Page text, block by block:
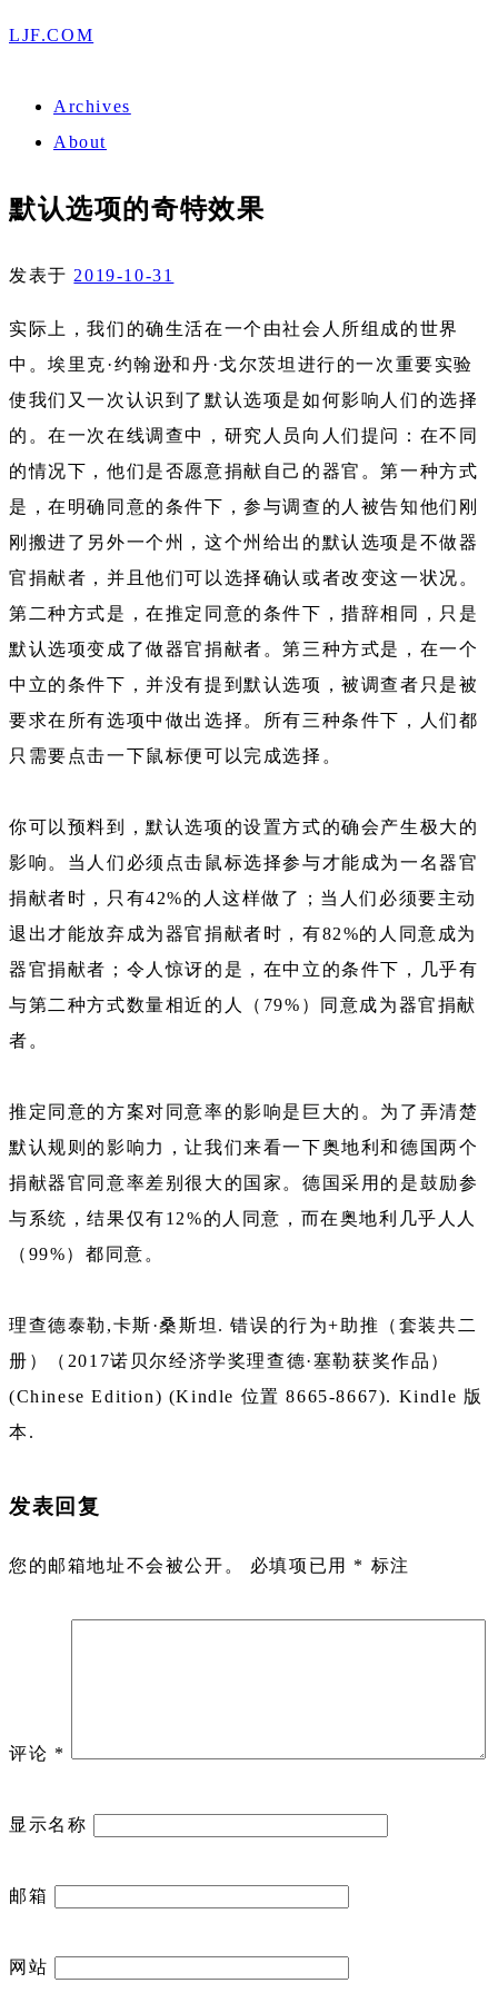
LJF.COM
Archives
About
默认选项的奇特效果
发表于 2019-10-31
实际上，我们的确生活在一个由社会人所组成的世界
中。埃里克·约翰逊和丹·戈尔茨坦进行的一次重要实验
使我们又一次认识到了默认选项是如何影响人们的选择
的。在一次在线调查中，研究人员向人们提问：在不同
的情况下，他们是否愿意捐献自己的器官。第一种方式
是，在明确同意的条件下，参与调查的人被告知他们刚
刚搬进了另外一个州，这个州给出的默认选项是不做器
官捐献者，并且他们可以选择确认或者改变这一状况。
第二种方式是，在推定同意的条件下，措辞相同，只是
默认选项变成了做器官捐献者。第三种方式是，在一个
中立的条件下，并没有提到默认选项，被调查者只是被
要求在所有选项中做出选择。所有三种条件下，人们都
只需要点击一下鼠标便可以完成选择。
你可以预料到，默认选项的设置方式的确会产生极大的
影响。当人们必须点击鼠标选择参与才能成为一名器官
捐献者时，只有42%的人这样做了；当人们必须要主动
退出才能放弃成为器官捐献者时，有82%的人同意成为
器官捐献者；令人惊讶的是，在中立的条件下，几乎有
与第二种方式数量相近的人（79%）同意成为器官捐献
者。
推定同意的方案对同意率的影响是巨大的。为了弄清楚
默认规则的影响力，让我们来看一下奥地利和德国两个
捐献器官同意率差别很大的国家。德国采用的是鼓励参
与系统，结果仅有12%的人同意，而在奥地利几乎人人
（99%）都同意。
理查德泰勒,卡斯·桑斯坦. 错误的行为+助推（套装共二
册）（2017诺贝尔经济学奖理查德·塞勒获奖作品）
(Chinese Edition) (Kindle 位置 8665-8667). Kindle 版
本.
发表回复
您的邮箱地址不会被公开。 必填项已用 * 标注
评论 *
显示名称
邮箱
网站